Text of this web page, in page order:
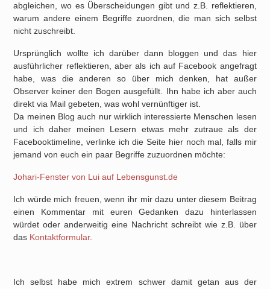
abgleichen, wo es Überscheidungen gibt und z.B. reflektieren,
warum andere einem Begriffe zuordnen, die man sich selbst
nicht zuschreibt.
Ursprünglich wollte ich darüber dann bloggen und das hier
ausführlicher reflektieren, aber als ich auf Facebook angefragt
habe, was die anderen so über mich denken, hat außer
Observer keiner den Bogen ausgefüllt. Ihn habe ich aber auch
direkt via Mail gebeten, was wohl vernünftiger ist.
Da meinen Blog auch nur wirklich interessierte Menschen lesen
und ich daher meinen Lesern etwas mehr zutraue als der
Facebooktimeline, verlinke ich die Seite hier noch mal, falls mir
jemand von euch ein paar Begriffe zuzuordnen möchte:
Johari-Fenster von Lui auf Lebensgunst.de
Ich würde mich freuen, wenn ihr mir dazu unter diesem Beitrag
einen Kommentar mit euren Gedanken dazu hinterlassen
würdet oder anderweitig eine Nachricht schreibt wie z.B. über
das Kontaktformular.
Ich selbst habe mich extrem schwer damit getan aus der